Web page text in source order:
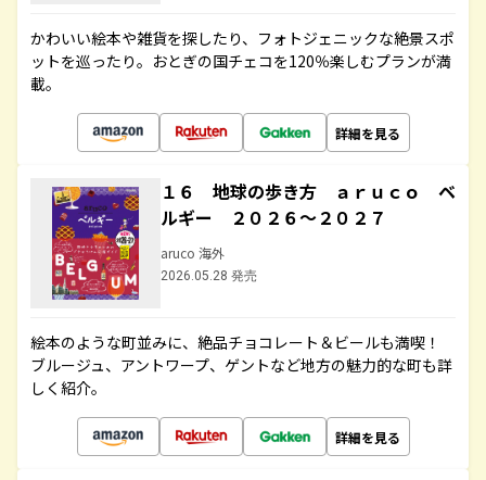
かわいい絵本や雑貨を探したり、フォトジェニックな絶景スポ
ットを巡ったり。おとぎの国チェコを120％楽しむプランが満
載。
詳細を見る
１６ 地球の歩き方 ａｒｕｃｏ ベ
ルギー ２０２６～２０２７
aruco 海外
2026.05.28 発売
絵本のような町並みに、絶品チョコレート＆ビールも満喫！
ブルージュ、アントワープ、ゲントなど地方の魅力的な町も詳
しく紹介。
詳細を見る